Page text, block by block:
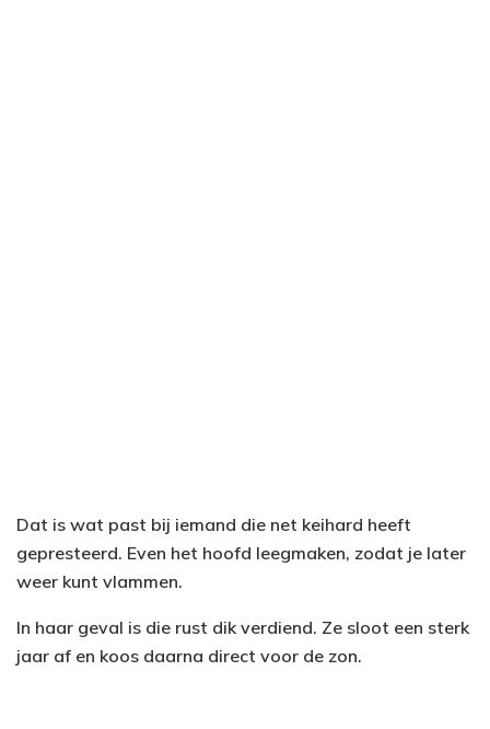
Dat is wat past bij iemand die net keihard heeft
gepresteerd. Even het hoofd leegmaken, zodat je later
weer kunt vlammen.
In haar geval is die rust dik verdiend. Ze sloot een sterk
jaar af en koos daarna direct voor de zon.